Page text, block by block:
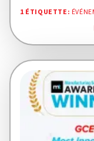
1 ÉTIQUETTE: